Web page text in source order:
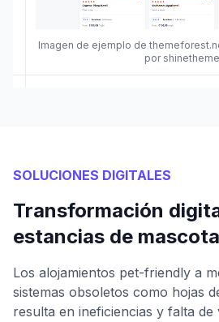
Imagen de ejemplo de
por shinetheme
SOLUCIONES DIGITALES
Transformación
estancias de
Los alojamientos pet-friendly a
sistemas obsoletos como hojas
resulta en ineficiencias y falta de